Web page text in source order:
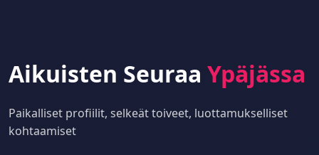
Aikuisten Seuraa Ypäjässa
Paikalliset profiilit, selkeät toiveet, luottamukselliset
kohtaamiset